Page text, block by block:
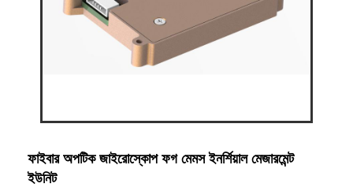
ফাইবার অপটিক জাইরোস্কোপ ফগ মেমস ইনর্শিয়াল মেজারমেন্ট
ইউনিট